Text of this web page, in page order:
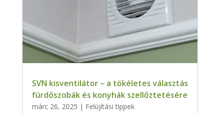
SVN kisventilátor – a tökéletes választás
fürdőszobák és konyhák szellőztetésére
márc 26, 2025 | Felújítási tippek